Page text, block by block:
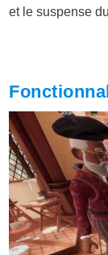
et le suspense